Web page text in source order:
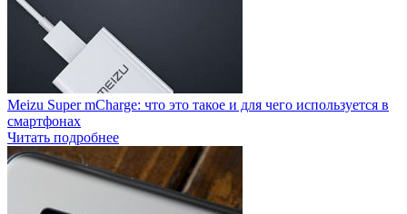
Meizu Super mCharge: что это такое и для чего используется в
смартфонах
Читать подробнее